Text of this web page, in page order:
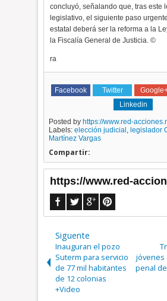
concluyó, señalando que, tras este
legislativo, el siguiente paso
estatal deberá ser la reforma a la
la Fiscalía General de Justicia. ©
ra
Facebook Twitter
Linkedin
Posted by https://www.red-
Labels:elección judicial , legislador
Martínez Vargas
Compartir:
https://www.red-
Siguente
Inauguran el pozo
Suterm para servicio
de 77 mil habitantes
de 12 colonias
+Video
jóvenes
penal